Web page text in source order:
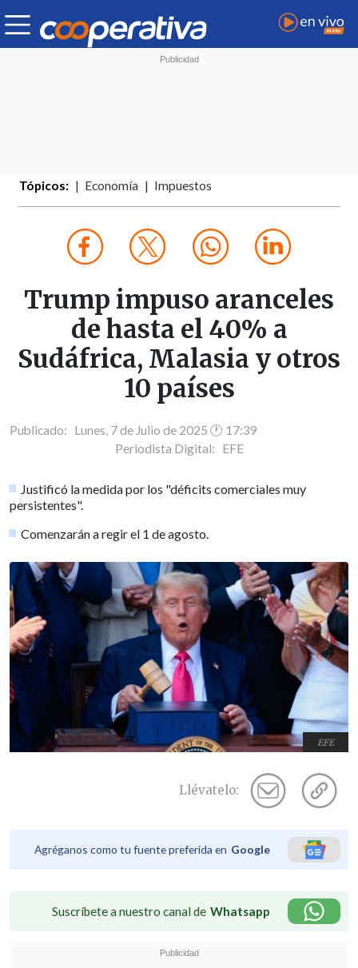
Tópicos: Economía Impuestos
Trump impuso aranceles
de hasta el 40% a
Sudáfrica, Malasia y otros
10 países
Publicado: Lunes, 7 de Julio de 2025 🕐 17:39
Periodista Digital: EFE
Justificó la medida por los "déficits comerciales muy
persistentes".
Comenzarán a regir el 1 de agosto.
EFE
Llévatelo:
Agréganos como tu fuente preferida en Google
Suscríbete a nuestro canal de Whatsapp